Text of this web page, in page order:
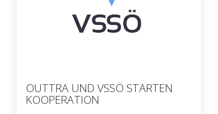
OUTTRA UND VSSÖ STARTEN
KOOPERATION